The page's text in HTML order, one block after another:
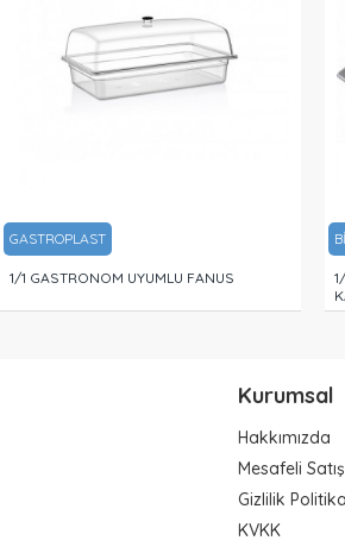
GASTROPLAST
1/1 GASTRONOM UYUMLU FANUS
Kurumsal
Hakkımızda
Mesafeli
Gizlilik
KVKK